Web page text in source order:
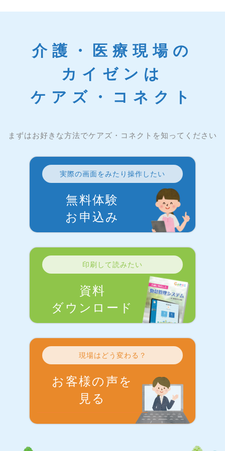
介護・医療現場の
カイゼンは
ケアズ・コネクト
まずはお好きな方法でケアズ・コネクトを知ってください
実際の画面をみたり操作したい
無料体験
お申込み
印刷して読みたい
資料
ダウンロード
現場はどう変わる？
お客様の声を
見る